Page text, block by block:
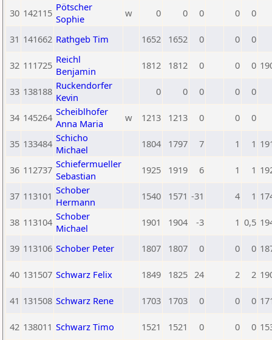
30 142115 Pötscher
Sophie
w 0 0 0 0 0
31 141662 Rathgeb Tim 1652 1652 0 0 0
32 111725 Reichl
Benjamin
1812 1812 0 0 0
33 138188 Ruckendorfer
Kevin
0 0 0 0 0
34 145264 Scheiblhofer
Anna Maria
w 1213 1213 0 0 0
35 133484 Schicho
Michael
1804 1797 7 1 1
36 112737 Schiefermueller
Sebastian
1925 1919 6 1 1
37 113101 Schober
Hermann
1540 1571 -31 4 1
38 113104 Schober
Michael
1901 1904 -3 1 0,5
39 113106 Schober Peter 1807 1807 0 0 0
40 131507 Schwarz Felix 1849 1825 24 2 2
41 131508 Schwarz Rene 1703 1703 0 0 0
42 138011 Schwarz Timo 1521 1521 0 0 0